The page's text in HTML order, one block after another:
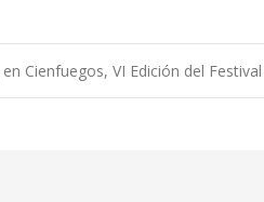
Cienfuegos, VI Edición del